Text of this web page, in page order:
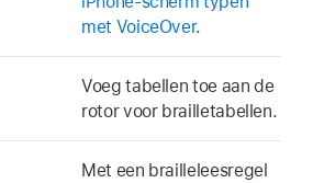
met VoiceOver.
Voeg tabellen toe aan de
rotor voor brailletabellen.
Met een brailleleesregel